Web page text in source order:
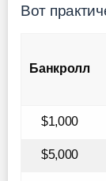
Вот
Банкролл
$1,000
$5,000